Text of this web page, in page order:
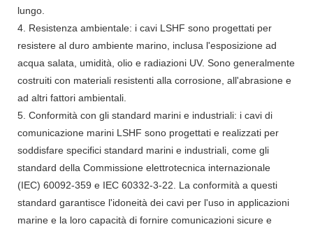
lungo.
4. Resistenza ambientale: i cavi LSHF sono progettati per
resistere al duro ambiente marino, inclusa l'esposizione ad
acqua salata, umidità, olio e radiazioni UV. Sono generalmente
costruiti con materiali resistenti alla corrosione, all'abrasione e
ad altri fattori ambientali.
5. Conformità con gli standard marini e industriali: i cavi di
comunicazione marini LSHF sono progettati e realizzati per
soddisfare specifici standard marini e industriali, come gli
standard della Commissione elettrotecnica internazionale
(IEC) 60092-359 e IEC 60332-3-22. La conformità a questi
standard garantisce l'idoneità dei cavi per l'uso in applicazioni
marine e la loro capacità di fornire comunicazioni sicure e